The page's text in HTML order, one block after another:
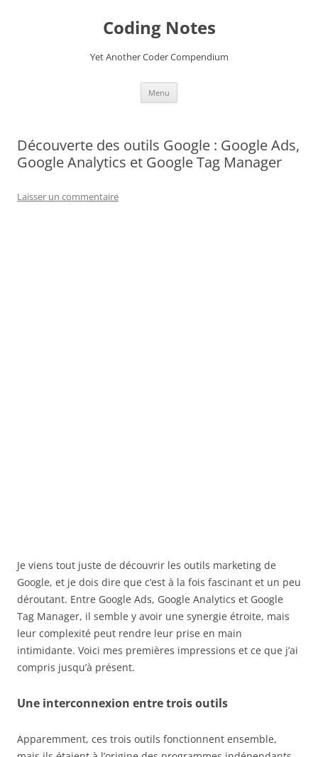
Coding Notes
Yet Another Coder Compendium
Menu
Découverte des outils Google : Google Ads,
Google Analytics et Google Tag Manager
Laisser un commentaire
Je viens tout juste de découvrir les outils marketing de
Google, et je dois dire que c’est à la fois fascinant et un peu
déroutant. Entre Google Ads, Google Analytics et Google
Tag Manager, il semble y avoir une synergie étroite, mais
leur complexité peut rendre leur prise en main
intimidante. Voici mes premières impressions et ce que j’ai
compris jusqu’à présent.
Une interconnexion entre trois outils
Apparemment, ces trois outils fonctionnent ensemble,